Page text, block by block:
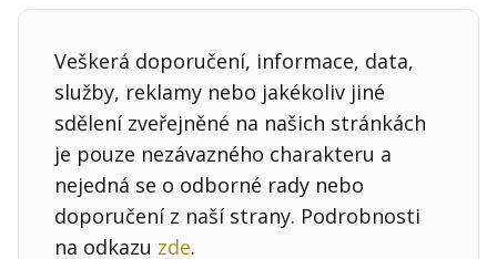
Veškerá doporučení, informace, data,
služby, reklamy nebo jakékoliv jiné
sdělení zveřejněné na našich stránkách
je pouze nezávazného charakteru a
nejedná se o odborné rady nebo
doporučení z naší strany. Podrobnosti
na odkazu zde.